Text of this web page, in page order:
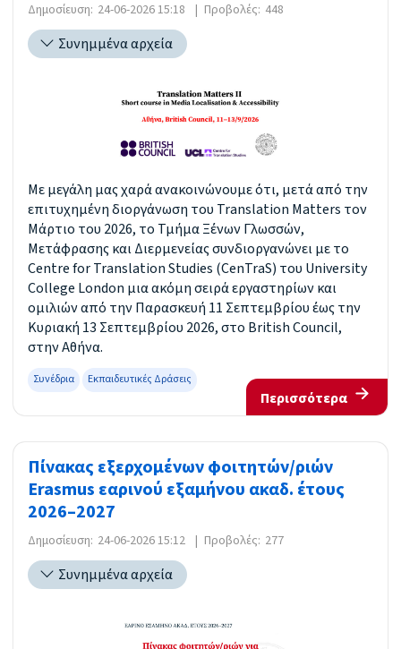
Δημοσίευση: 24-06-2026 15:18 | Προβολές: 448
Συνημμένα αρχεία
Με μεγάλη μας χαρά ανακοινώνουμε ότι, μετά από την
επιτυχημένη διοργάνωση του Translation Matters τον
Μάρτιο του 2026, το Τμήμα Ξένων Γλωσσών,
Μετάφρασης και Διερμενείας συνδιοργανώνει με το
Centre for Translation Studies (CenTraS) του University
College London μια ακόμη σειρά εργαστηρίων και
ομιλιών από την Παρασκευή 11 Σεπτεμβρίου έως την
Κυριακή 13 Σεπτεμβρίου 2026, στο British Council,
στην Αθήνα.
Συνέδρια Εκπαιδευτικές Δράσεις
Περισσότερα
Πίνακας εξερχομένων φοιτητών/ριών
Erasmus εαρινού εξαμήνου ακαδ. έτους
2026–2027
Δημοσίευση: 24-06-2026 15:12 | Προβολές: 277
Συνημμένα αρχεία